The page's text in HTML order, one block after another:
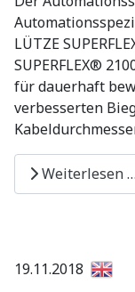
LÜTZE
SUPERFLEX®
für dauerhaft
verbesserten
Weiterlesen …
19.11.2018